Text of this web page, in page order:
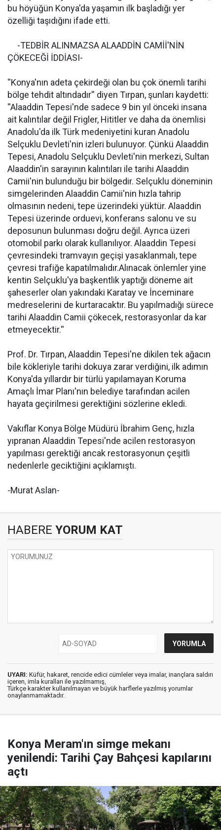
bu höyüğün Konya'da yaşamın ilk başladığı yer
özelliği taşıdığını ifade etti.
-TEDBİR ALINMAZSA ALAADDİN CAMİİ'NİN
ÇÖKECEĞİ İDDİASI-
''Konya'nın adeta çekirdeği olan bu çok önemli tarihi
bölge tehdit altındadır'' diyen Tırpan, şunları kaydetti:
''Alaaddin Tepesi'nde sadece 9 bin yıl önceki insana
ait kalıntılar değil Frigler, Hititler ve daha da önemlisi
Anadolu'da ilk Türk medeniyetini kuran Anadolu
Selçuklu Devleti'nin izleri bulunuyor. Çünkü Alaaddin
Tepesi, Anadolu Selçuklu Devleti'nin merkezi, Sultan
Alaaddin'in sarayının kalıntıları ile tarihi Alaaddin
Camii'nin bulunduğu bir bölgedir. Selçuklu döneminin
simgelerinden Alaaddin Camii'nin hızla tahrip
olmasının nedeni, tepe üzerindeki yüktür. Alaaddin
Tepesi üzerinde orduevi, konferans salonu ve su
deposunun bulunması doğru değil. Ayrıca üzeri
otomobil parkı olarak kullanılıyor. Alaaddin Tepesi
çevresindeki tramvayın geçişi yasaklanmalı, tepe
çevresi trafiğe kapatılmalıdır.Alınacak önlemler yine
kentin Selçuklu'ya başkentlik yaptığı döneme ait
şaheserler olan yakındaki Karatay ve İnceminare
medreselerini de kurtaracaktır. Bu yapılmadığı sürece
tarihi Alaaddin Camii çökecek, restorasyonlar da kar
etmeyecektir.''
Prof. Dr. Tırpan, Alaaddin Tepesi'ne dikilen tek ağacın
bile kökleriyle tarihi dokuya zarar verdiğini, ilk adımın
Konya'da yıllardır bir türlü yapılamayan Koruma
Amaçlı İmar Planı'nın belediye tarafından acilen
hayata geçirilmesi gerektiğini sözlerine ekledi.
Vakıflar Konya Bölge Müdürü İbrahim Genç, hızla
yıpranan Alaaddin Tepesi'nde acilen restorasyon
yapılması gerektiği ancak restorasyonun çeşitli
nedenlerle geciktiğini açıklamıştı.
-Murat Aslan-
HABERE YORUM KAT
UYARI: Küfür, hakaret, rencide edici cümleler veya imalar, inançlara saldırı
içeren, imla kuralları ile yazılmamış,
Türkçe karakter kullanılmayan ve büyük harflerle yazılmış yorumlar
onaylanmamaktadır.
Konya Meram'ın simge mekanı
yenilendi: Tarihi Çay Bahçesi kapılarını
açtı